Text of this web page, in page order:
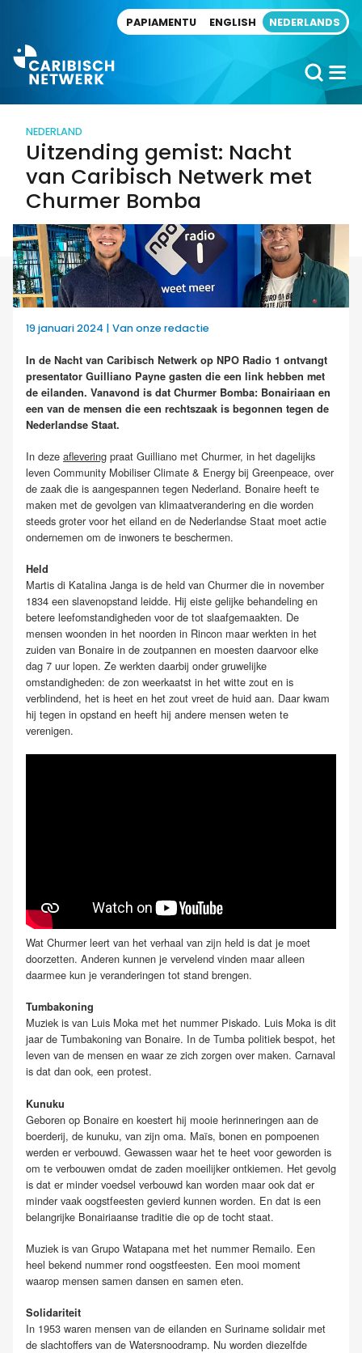
PAPIAMENTU ENGLISH NEDERLANDS
NEDERLAND
Uitzending gemist: Nacht
van Caribisch Netwerk met
Churmer Bomba
19 januari 2024 | Van onze redactie
In de Nacht van Caribisch Netwerk op NPO Radio 1 ontvangt
presentator Guilliano Payne gasten die een link hebben met
de eilanden. Vanavond is dat Churmer Bomba: Bonairiaan en
een van de mensen die een rechtszaak is begonnen tegen de
Nederlandse Staat.
In deze aflevering praat Guilliano met Churmer, in het dagelijks
leven Community Mobiliser Climate & Energy bij Greenpeace, over
de zaak die is aangespannen tegen Nederland. Bonaire heeft te
maken met de gevolgen van klimaatverandering en die worden
steeds groter voor het eiland en de Nederlandse Staat moet actie
ondernemen om de inwoners te beschermen.
Held
Martis di Katalina Janga is de held van Churmer die in november
1834 een slavenopstand leidde. Hij eiste gelijke behandeling en
betere leefomstandigheden voor de tot slaafgemaakten. De
mensen woonden in het noorden in Rincon maar werkten in het
zuiden van Bonaire in de zoutpannen en moesten daarvoor elke
dag 7 uur lopen. Ze werkten daarbij onder gruwelijke
omstandigheden: de zon weerkaatst in het witte zout en is
verblindend, het is heet en het zout vreet de huid aan. Daar kwam
hij tegen in opstand en heeft hij andere mensen weten te
verenigen.
Wat Churmer leert van het verhaal van zijn held is dat je moet
doorzetten. Anderen kunnen je vervelend vinden maar alleen
daarmee kun je veranderingen tot stand brengen.
Tumbakoning
Muziek is van Luis Moka met het nummer Piskado. Luis Moka is dit
jaar de Tumbakoning van Bonaire. In de Tumba politiek bespot, het
leven van de mensen en waar ze zich zorgen over maken. Carnaval
is dat dan ook, een protest.
Kunuku
Geboren op Bonaire en koestert hij mooie herinneringen aan de
boerderij, de kunuku, van zijn oma. Maïs, bonen en pompoenen
werden er verbouwd. Gewassen waar het te heet voor geworden is
om te verbouwen omdat de zaden moeilijker ontkiemen. Het gevolg
is dat er minder voedsel verbouwd kan worden maar ook dat er
minder vaak oogstfeesten gevierd kunnen worden. En dat is een
belangrijke Bonairiaanse traditie die op de tocht staat.
Muziek is van Grupo Watapana met het nummer Remailo. Een
heel bekend nummer rond oogstfeesten. Een mooi moment
waarop mensen samen dansen en samen eten.
Solidariteit
In 1953 waren mensen van de eilanden en Suriname solidair met
de slachtoffers van de Watersnoodramp. Nu worden diezelfde